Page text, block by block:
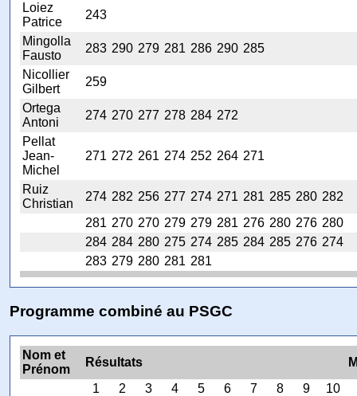
Loiez
Patrice
243
Mingolla
Fausto
283 290 279 281 286 290 285
Nicollier
Gilbert
259
Ortega
Antoni
274 270 277 278 284 272
Pellat
Jean-
Michel
271 272 261 274 252 264 271
Ruiz
Christian
274 282 256 277 274 271 281 285 280 282
281 270 270 279 279 281 276 280 276 280
284 284 280 275 274 285 284 285 276 274
283 279 280 281 281
Programme combiné au PSGC
Nom et
Prénom
Résultats
1
2 3 4 5 6 7 8 9
10